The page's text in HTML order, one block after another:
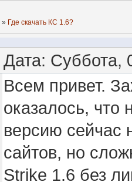
» Где скачать КС 1.6?
Дата:
Всем привет.
оказалось, что
версию сейчас
сайтов, но
Strike 1.6 без